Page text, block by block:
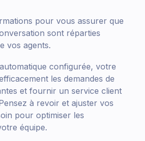
pour vous assurer que
sont réparties
vos agents.
configurée, votre
les demandes de
et fournir un service client
à revoir et ajuster vos
pour optimiser les
équipe.